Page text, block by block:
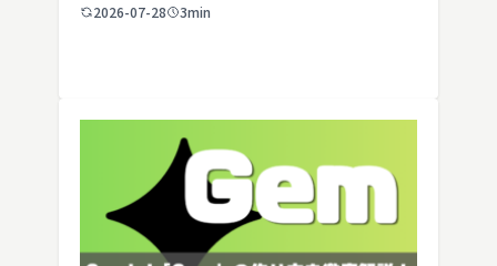
2026-07-28
3min